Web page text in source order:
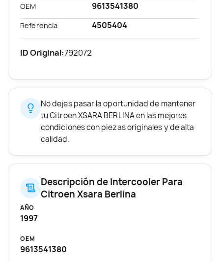
OEM 9613541380
Referencia 4505404
ID Original:792072
No dejes pasar la oportunidad de mantener
tu Citroen XSARA BERLINA en las mejores
condiciones con piezas originales y de alta
calidad.
Descripción de Intercooler Para
Citroen Xsara Berlina
AÑO
1997
OEM
9613541380